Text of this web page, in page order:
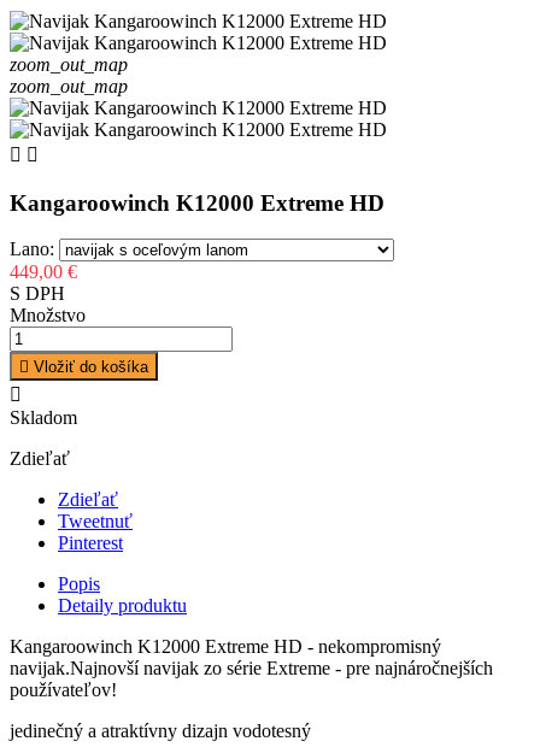
zoom_out_map
zoom_out_map
 
Kangaroowinch K12000 Extreme HD
Lano:
449,00 €
S DPH
Množstvo
 Vložiť do košíka

Skladom
Zdieľať
Zdieľať
Tweetnuť
Pinterest
Popis
Detaily produktu
Kangaroowinch K12000 Extreme HD - nekompromisný
navijak.Najnovší navijak zo série Extreme - pre najnáročnejších
používateľov!
jedinečný a atraktívny dizajn vodotesný